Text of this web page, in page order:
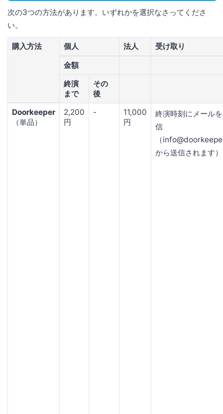
次の3つの方法があります。いずれかを選択なさってくださ
い。
購入方法 個人 法人
受け取り
金額
終演
まで
その
後
Doorkeeper
（単品）
2,200
円
-
11,000
円
終演時刻にメール
信
（
から送信されます）